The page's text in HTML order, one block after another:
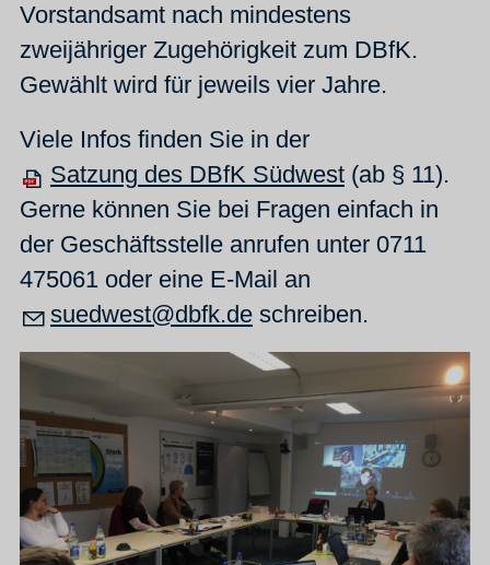
Vorstandsamt nach mindestens
zweijähriger Zugehörigkeit zum DBfK.
Gewählt wird für jeweils vier Jahre.
Viele Infos finden Sie in der
Satzung des DBfK Südwest (ab § 11).
Gerne können Sie bei Fragen einfach in
der Geschäftsstelle anrufen unter 0711
475061 oder eine E-Mail an
s
dw st dbfk d schreiben.